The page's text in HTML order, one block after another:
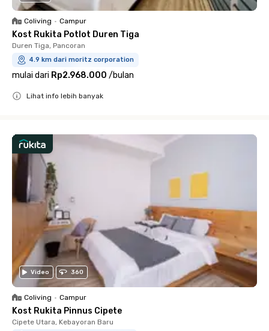
Coliving • Campur
Kost Rukita Potlot Duren Tiga
Duren Tiga, Pancoran
4.9 km dari moritz corporation
mulai dari Rp2.968.000 /bulan
Lihat info lebih banyak
Video 360
Coliving • Campur
Kost Rukita Pinnus Cipete
Cipete Utara, Kebayoran Baru